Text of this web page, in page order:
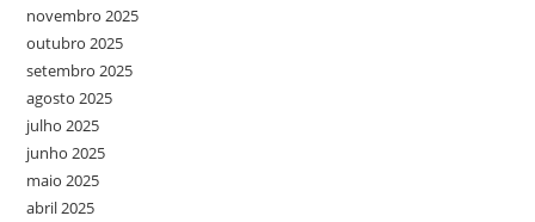
novembro 2025
outubro 2025
setembro 2025
agosto 2025
julho 2025
junho 2025
maio 2025
abril 2025